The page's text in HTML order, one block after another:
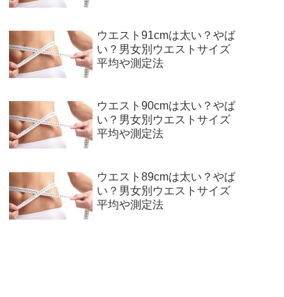
ウエスト91cmは太い？やば
い？男女別ウエストサイズ
平均や測定法
ウエスト90cmは太い？やば
い？男女別ウエストサイズ
平均や測定法
ウエスト89cmは太い？やば
い？男女別ウエストサイズ
平均や測定法